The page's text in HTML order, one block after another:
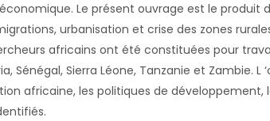
Le présent ouvrage est le produit
urbanisation et crise des zones
africains ont été constituées pour
Sénégal, Sierra Léone, Tanzanie et
africaine, les politiques de développement,